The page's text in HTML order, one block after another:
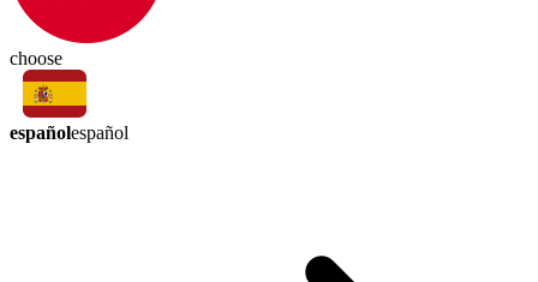
choose
españolespañol